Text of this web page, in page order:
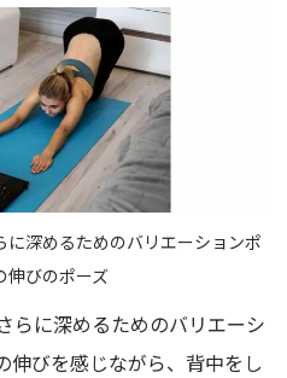
深めるためのバリエーションポ
伸びのポーズ
らに深めるためのバリエーシ
伸びを感じながら、背中をし